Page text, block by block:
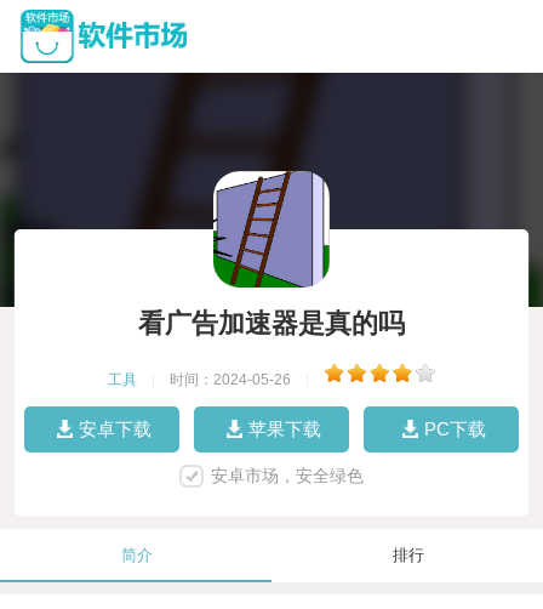
看广告加速器是真的吗
工具 时间：2024-05-26
安卓下载 苹果下载 PC下载
安卓市场，安全绿色
简介 排行